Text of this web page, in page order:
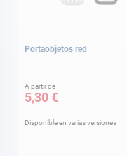
Portaobjetos red
A partir de
5,30 €
Disponible en varias versiones